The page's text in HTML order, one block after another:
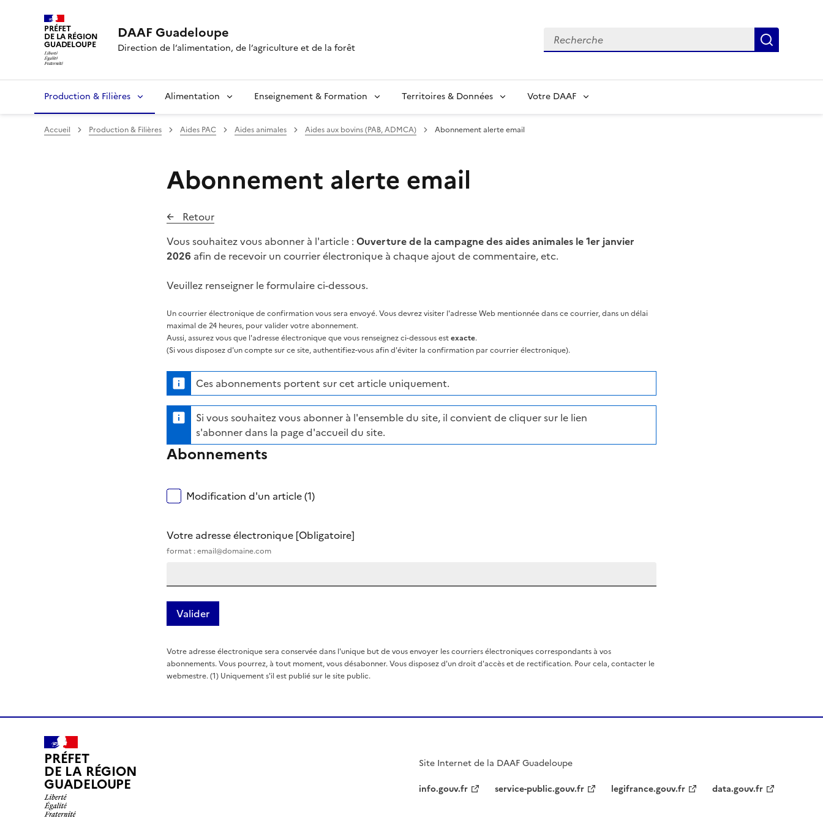
PRÉFET
DE LA RÉGION
GUADELOUPE
DAAF Guadeloupe
Direction de l’alimentation, de l’agriculture et de la forêt
Recherche
Production & Filières Alimentation Enseignement & Formation Territoires & Données Votre DAAF
Accueil Production & Filières Aides PAC Aides animales Aides aux bovins (PAB, ADMCA) Abonnement alerte email
Abonnement alerte email
Retour
Vous souhaitez vous abonner à l'article : Ouverture de la campagne des aides animales le 1er janvier
2026 afin de recevoir un courrier électronique à chaque ajout de commentaire, etc.
Veuillez renseigner le formulaire ci-dessous.
Un courrier électronique de confirmation vous sera envoyé. Vous devrez visiter l'adresse Web mentionnée dans ce courrier, dans un délai
maximal de 24 heures, pour valider votre abonnement.
Aussi, assurez vous que l'adresse électronique que vous renseignez ci-dessous estexacte.
(Si vous disposez d'un compte sur ce site, authentifiez-vous afin d'éviter la confirmation par courrier électronique).
Ces abonnements portent sur cet article uniquement.
Si vous souhaitez vous abonner à l'ensemble du site, il convient de cliquer sur le lien
s'abonner dans la page d'accueil du site.
Abonnements
Modification d'un article (1)
Votre adresse électronique [Obligatoire]
format : email@domaine.com
Votre adresse électronique sera conservée dans l'unique but de vous envoyer les courriers électroniques correspondants à vos
abonnements. Vous pourrez, à tout moment, vous désabonner. Vous disposez d'un droit d'accès et de rectification. Pour cela, contacter le
webmestre. (1) Uniquement s'il est publié sur le site public.
PRÉFET
DE LA RÉGION
GUADELOUPE
Site Internet de la DAAF Guadeloupe
info.gouv.fr
service-public.gouv.fr legifrance.gouv.fr data.gouv.fr